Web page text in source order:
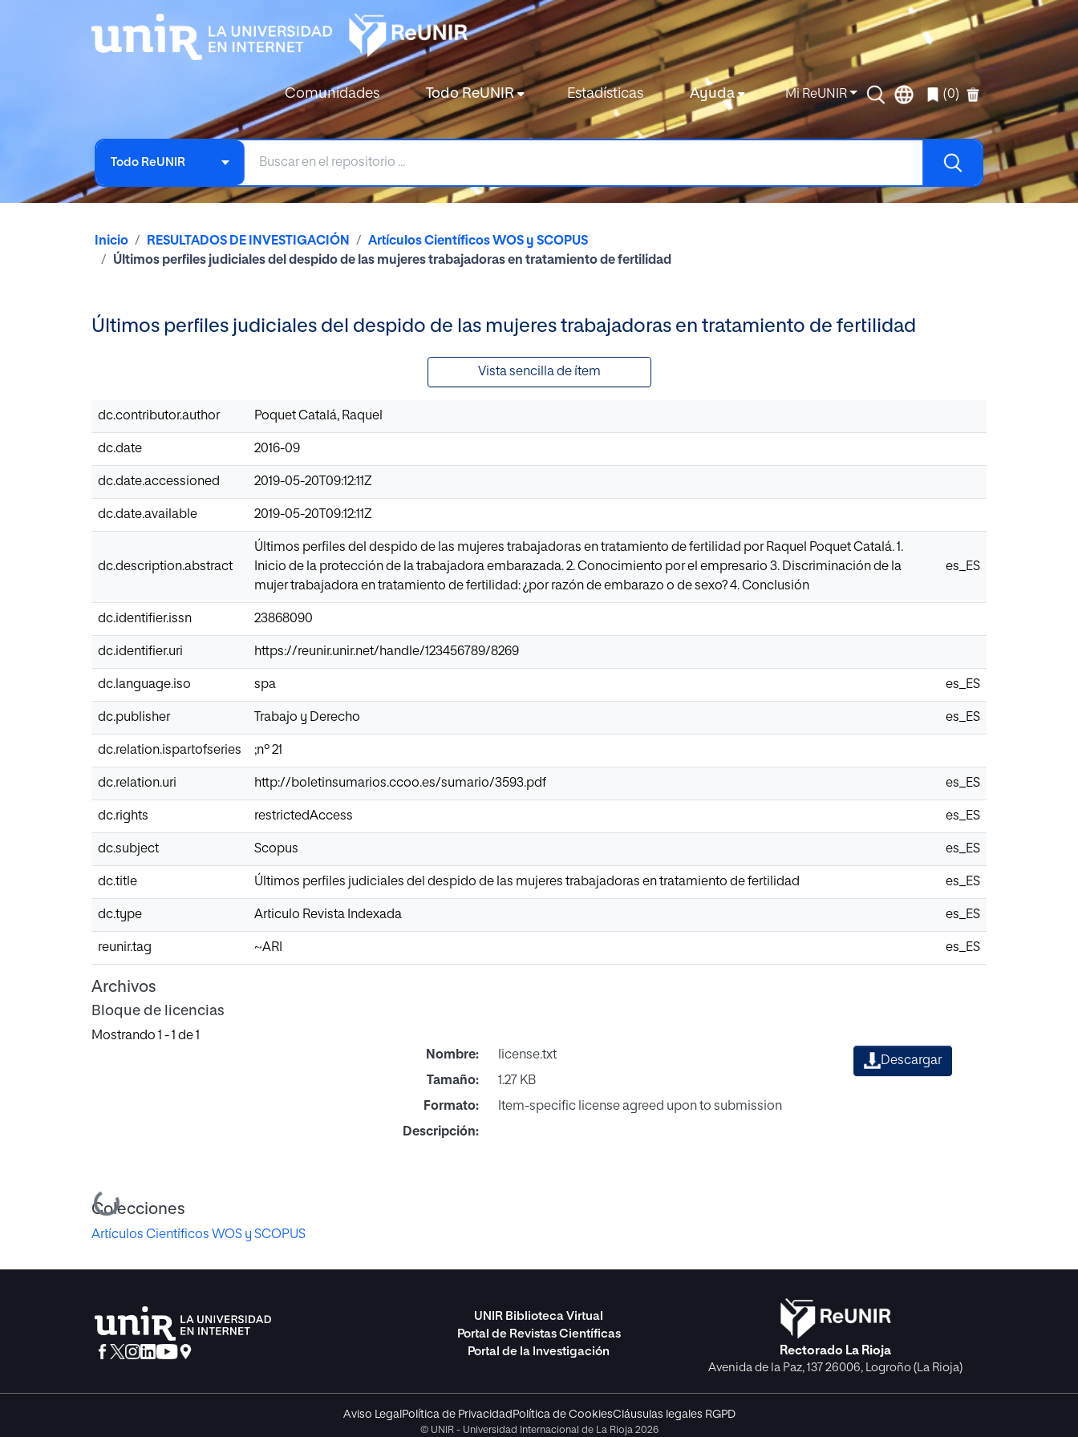
Comunidades Todo ReUNIR Estadísticas Ayuda Mi ReUNIR (0)
Todo ReUNIR
Inicio RESULTADOS DE INVESTIGACIÓN
Artículos Científicos WOS y SCOPUS
Últimos perfiles judiciales del despido de las mujeres trabajadoras en tratamiento de fertilidad
Últimos perfiles judiciales del despido de las mujeres trabajadoras en tratamiento de fertilidad
Vista sencilla de ítem
dc.contributor.author Poquet Catalá, Raquel
dc.date 2016-09
dc.date.accessioned 2019-05-20T09:12:11Z
dc.date.available 2019-05-20T09:12:11Z
dc.description.abstract
Últimos perfiles del despido de las mujeres trabajadoras en tratamiento de fertilidad por Raquel Poquet Catalá. 1.
Inicio de la protección de la trabajadora embarazada. 2. Conocimiento por el empresario 3. Discriminación de la
mujer trabajadora en tratamiento de fertilidad: ¿por razón de embarazo o de sexo? 4. Conclusión
es_ES
dc.identifier.issn 23868090
dc.identifier.uri https://reunir.unir.net/handle/123456789/8269
dc.language.iso spa es_ES
dc.publisher Trabajo y Derecho es_ES
dc.relation.ispartofseries ;nº 21
dc.relation.uri http://boletinsumarios.ccoo.es/sumario/3593.pdf es_ES
dc.rights restrictedAccess es_ES
dc.subject Scopus es_ES
dc.title Últimos perfiles judiciales del despido de las mujeres trabajadoras en tratamiento de fertilidad es_ES
dc.type Articulo Revista Indexada es_ES
reunir.tag ~ARI es_ES
Archivos
Bloque de licencias
Mostrando 1 - 1 de 1
Cargando...
Nombre:
license.txt
Tamaño:
1.27 KB
Formato:
Item-specific license agreed upon to submission
Descripción:
Descargar
Colecciones
Artículos Científicos WOS y SCOPUS
UNIR Biblioteca Virtual
Portal de Revistas Científicas
Portal de la Investigación
Rectorado La Rioja
Avenida de la Paz, 137 26006, Logroño (La Rioja)
Aviso Legal Política de Privacidad Política de CookiesCláusulas legales RGPD
© UNIR - Universidad Internacional de La Rioja 2026